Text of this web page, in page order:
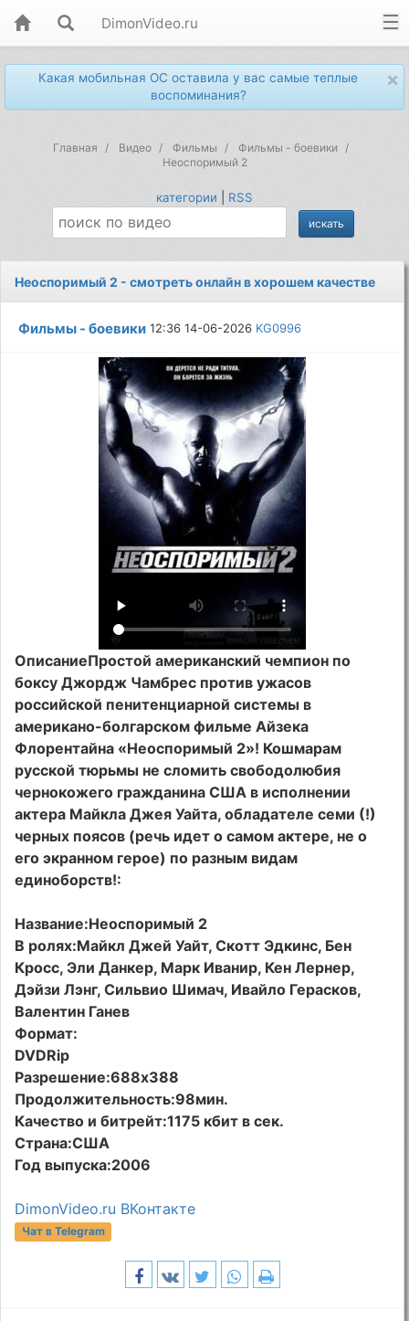
DimonVideo.ru
×
Какая мобильная ОС оставила у вас самые теплые
воспоминания?
Главная Видео Фильмы
Фильмы - боевики
Неоспоримый 2
категории RSS
Неоспоримый 2 - смотреть онлайн в хорошем качестве
Фильмы - боевики 12:36 14-06-2026 KG0996
ОписаниеПростой американский чемпион по
боксу Джордж Чамбрес против ужасов
российской пенитенциарной системы в
американо-болгарском фильме Айзека
Флорентайна «Неоспоримый 2»! Кошмарам
русской тюрьмы не сломить свободолюбия
чернокожего гражданина США в исполнении
актера Майкла Джея Уайта, обладателе семи (!)
черных поясов (речь идет о самом актере, не о
его экранном герое) по разным видам
единоборств!:
Название:Неоспоримый 2
В ролях:Майкл Джей Уайт, Скотт Эдкинс, Бен
Кросс, Эли Данкер, Марк Иванир, Кен Лернер,
Дэйзи Лэнг, Сильвио Шимач, Ивайло Герасков,
Валентин Ганев
Формат:
DVDRip
Разрешение:688х388
Продолжительность:98мин.
Качество и битрейт:1175 кбит в сек.
Страна:США
Год выпуска:2006
DimonVideo.ru ВКонтакте
Чат в Telegram